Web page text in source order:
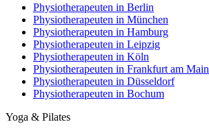
Physiotherapeuten in Berlin
Physiotherapeuten in München
Physiotherapeuten in Hamburg
Physiotherapeuten in Leipzig
Physiotherapeuten in Köln
Physiotherapeuten in Frankfurt am Main
Physiotherapeuten in Düsseldorf
Physiotherapeuten in Bochum
Yoga & Pilates